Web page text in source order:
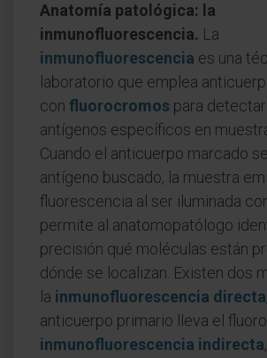
Anatomía patológica: la
inmunofluorescencia. La
inmunofluorescencia es una
laboratorio que emplea
con fluorocromos para
antígenos específicos en
Cuando el anticuerpo marcado
antígeno buscado, la muestra
fluorescencia al ser iluminada
permite al anatomopatólogo
precisión qué moléculas están
dónde se localizan. Existen dos
la inmunofluorescencia directa
anticuerpo primario lleva el
inmunofluorescencia indirecta